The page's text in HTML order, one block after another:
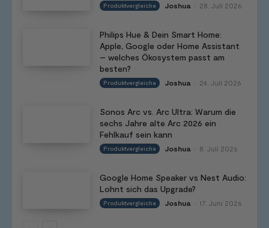
Produktvergleiche Joshua 28. Juli 2026
Philips Hue & Dein Smart Home:
Apple, Google oder Home Assistant
– welches Ökosystem passt am
besten?
Produktvergleiche Joshua 24. Juli 2026
Sonos Arc vs. Arc Ultra: Warum die
sechs Jahre alte Arc 2026 ein
Fehlkauf sein kann
Produktvergleiche Joshua 8. Juli 2026
Google Home Speaker vs Nest Audio:
Lohnt sich das Upgrade?
Produktvergleiche Joshua 17. Juni 2026